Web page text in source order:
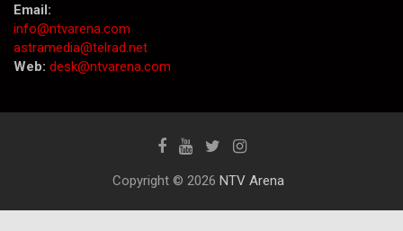
Email:
info@ntvarena.com
astramedia@telrad.net
Web: desk@ntvarena.com
Copyright © 2026 NTV Arena